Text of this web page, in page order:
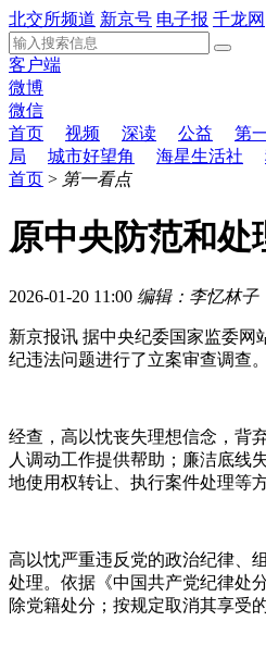
北交所频道 新京号 电子报 千龙网
客户端
微博
微信
首页
视频 深读 公益 第
局
城市好望角 海星生活社
首页 > 第一看点
原中央防范和
2026-01-20 11:00 编辑：李忆林子
新京报讯 据中央纪委国家监委
纪违法问题进行了立案审查调查。
经查，高以忱丧失理想信念，背
人调动工作提供帮助；廉洁底线
地使用权转让、执行案件处理等
高以忱严重违反党的政治纪律、
处理。依据《中国共产党纪律处
除党籍处分；按规定取消其享受